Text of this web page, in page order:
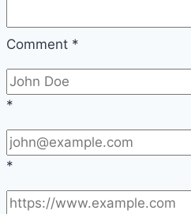
Comment *
*
*